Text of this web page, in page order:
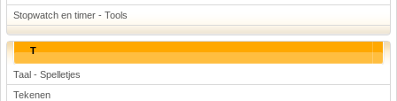
Stopwatch en timer - Tools
T
Taal - Spelletjes
Tekenen